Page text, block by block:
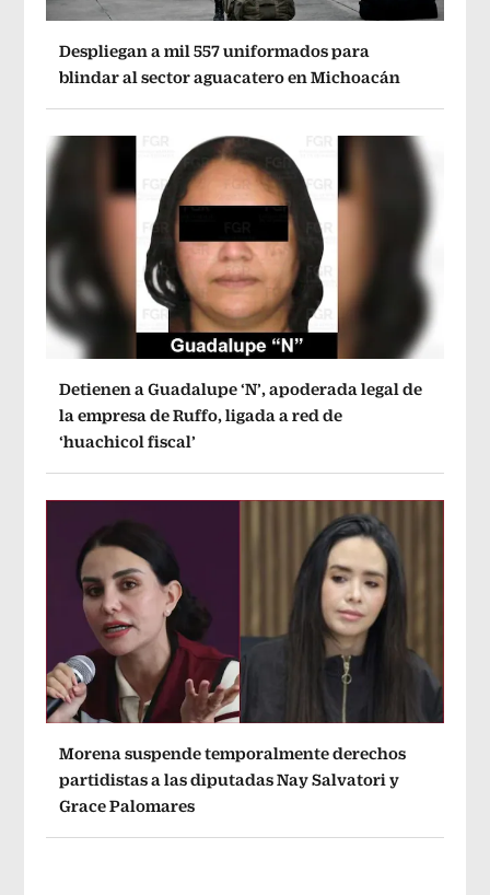
Despliegan a mil 557 uniformados para
blindar al sector aguacatero en Michoacán
Detienen a Guadalupe ‘N’, apoderada legal de
la empresa de Ruffo, ligada a red de
‘huachicol fiscal’
Morena suspende temporalmente derechos
partidistas a las diputadas Nay Salvatori y
Grace Palomares